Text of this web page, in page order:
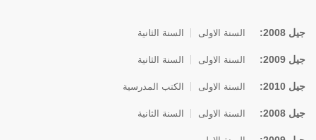
جيل 2008: السنة الاولى السنة الثانية
جيل 2009: السنة الاولى السنة الثانية
جيل 2010: السنة الاولى الكتب المدرسية
جيل 2008: السنة الاولى السنة الثانية